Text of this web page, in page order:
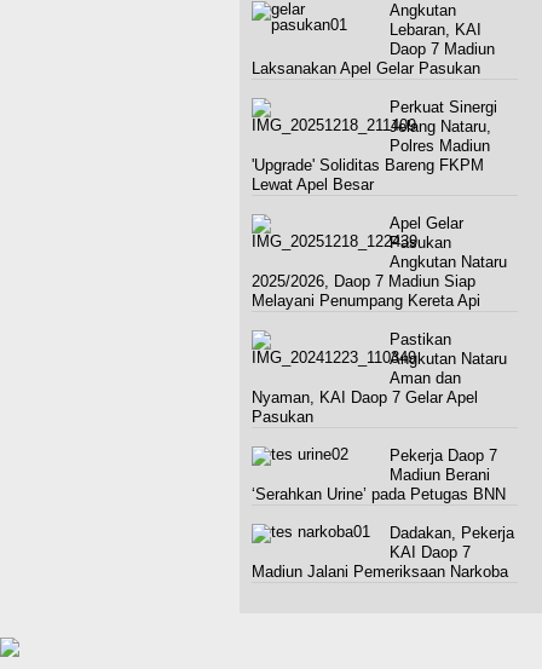
Angkutan
Lebaran, KAI
Daop 7 Madiun
Laksanakan Apel Gelar Pasukan
Perkuat Sinergi
Jelang Nataru,
Polres Madiun
'Upgrade' Soliditas Bareng FKPM
Lewat Apel Besar
Apel Gelar
Pasukan
Angkutan Nataru
2025/2026, Daop 7 Madiun Siap
Melayani Penumpang Kereta Api
Pastikan
Angkutan Nataru
Aman dan
Nyaman, KAI Daop 7 Gelar Apel
Pasukan
Pekerja Daop 7
Madiun Berani
‘Serahkan Urine’ pada Petugas BNN
Dadakan, Pekerja
KAI Daop 7
Madiun Jalani Pemeriksaan Narkoba